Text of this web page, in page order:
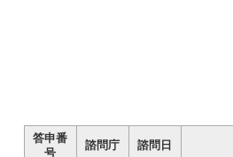
答申番
号
諮問庁 諮問日